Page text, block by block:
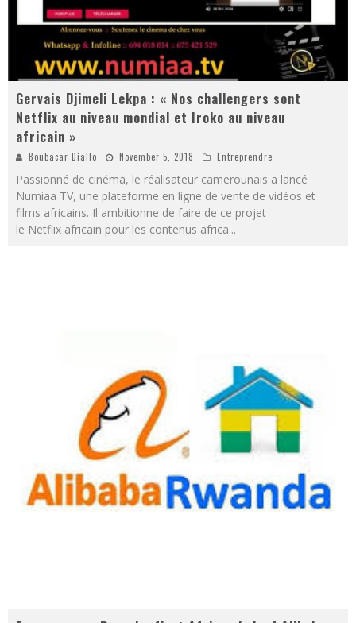
Gervais Djimeli Lekpa : « Nos challengers sont
Netflix au niveau mondial et Iroko au niveau
africain »
Boubacar Diallo November 5, 2018 Entreprendre
Passionné de cinéma, le réalisateur camerounais a lancé
Numiaa TV, une plateforme en ligne de vente de vidéos et
films africains. Il ambitionne de faire de ce projet
le Netflix africain pour les contenus africa...